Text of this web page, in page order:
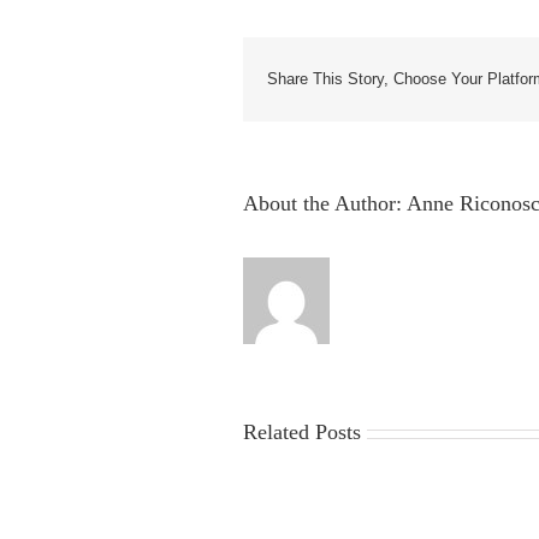
Share This Story, Choose Your
About the Author: Anne
Related Posts